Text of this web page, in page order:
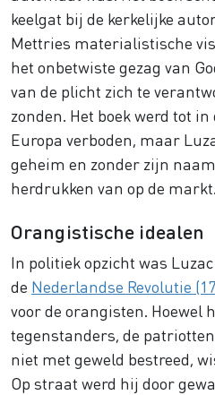
keelgat bij de kerkelijke
Mettries materialistische
het onbetwiste gezag van
van de plicht zich te
zonden. Het boek werd tot
Europa verboden, maar
geheim en zonder zijn
herdrukken van op de markt.
Orangistische idealen
In politiek opzicht was
de Nederlandse Revolutie
voor de orangisten. Hoewel
tegenstanders, de
niet met geweld bestreed,
Op straat werd hij door